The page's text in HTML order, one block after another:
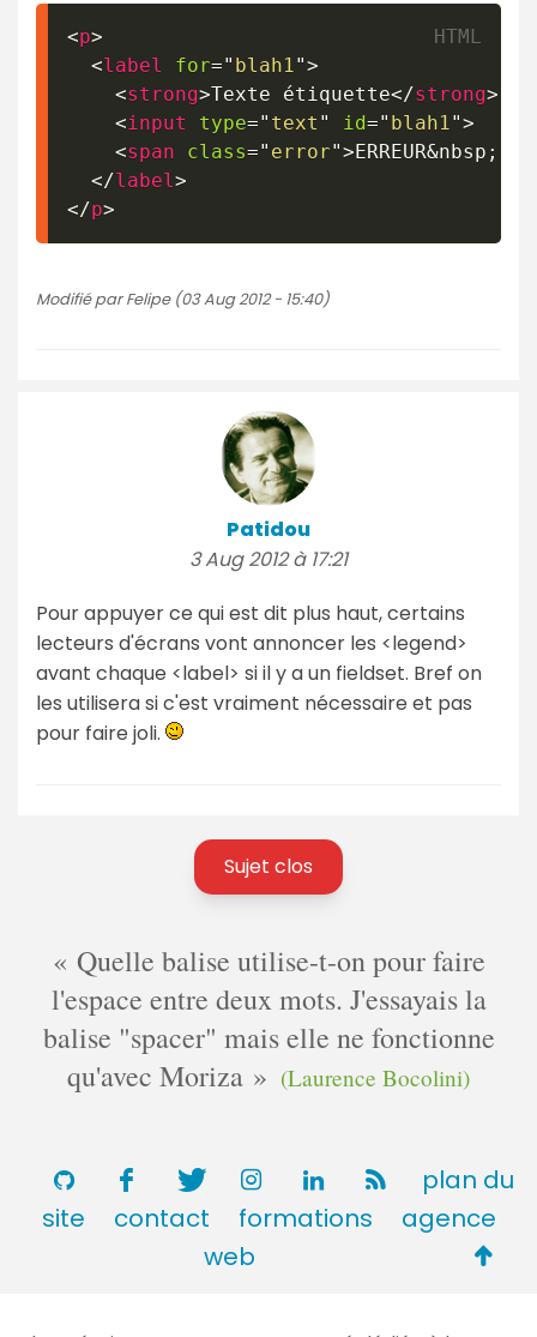
<p>
<label for=" blah1 ">
<strong>Texte étiquette</strong>
<input type=" text " id=" blah1 ">
<span class=" error">ERREUR&nbsp;
</label >
</p>
Modifié par Felipe (03 Aug 2012 - 15:40)
Patidou
3 Aug 2012 à 17:21
Pour appuyer ce qui est dit plus haut, certains
lecteurs d'écrans vont annoncer les <legend>
avant chaque <label> si il y a un fieldset. Bref on
les utilisera si c'est vraiment nécessaire et pas
pour faire joli.
Sujet clos
Quelle balise utilise-t-on pour faire
l'espace entre deux mots. J'essayais la
balise "spacer" mais elle ne fonctionne
qu'avec Moriza
(Laurence Bocolini)
plan du
site
contact formations
agence
web